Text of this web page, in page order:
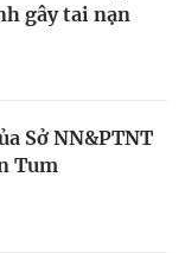
gây tai nạn
Sở NN&PTNT
Tum